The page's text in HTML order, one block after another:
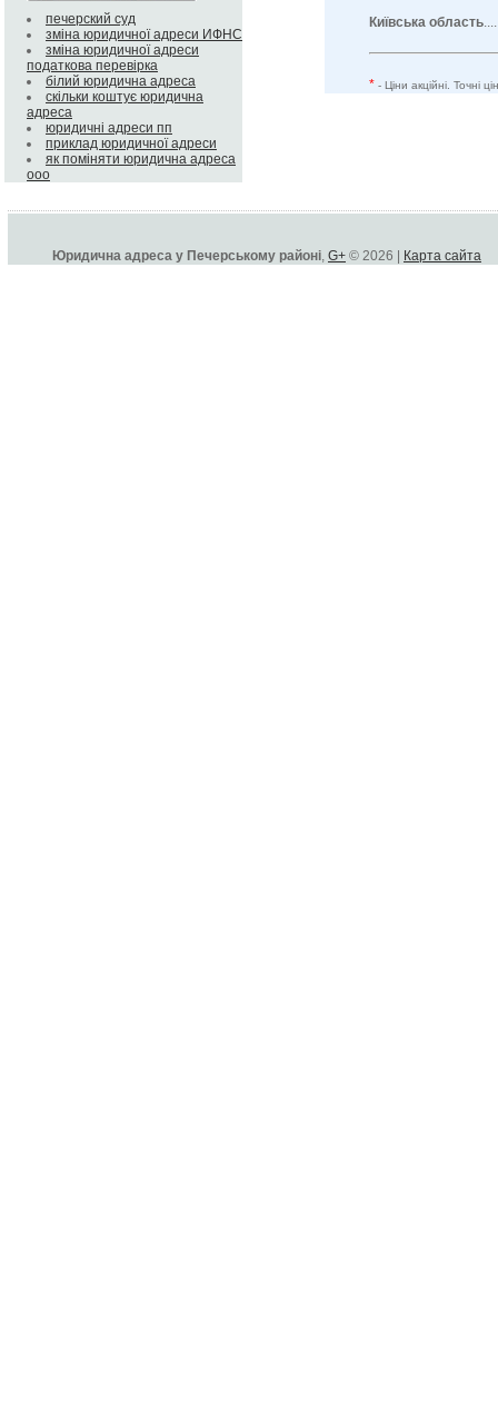
печерский суд
зміна юридичної адреси ИФНС
зміна юридичної адреси
податкова перевірка
білий юридична адреса
скільки коштує юридична
адреса
юридичні адреси пп
приклад юридичної адреси
як поміняти юридична адреса
ооо
Київська область
* - Ціни акційні. Точні
Юридична адреса у Печерському районі, G+ © 2026 | Карта сайта